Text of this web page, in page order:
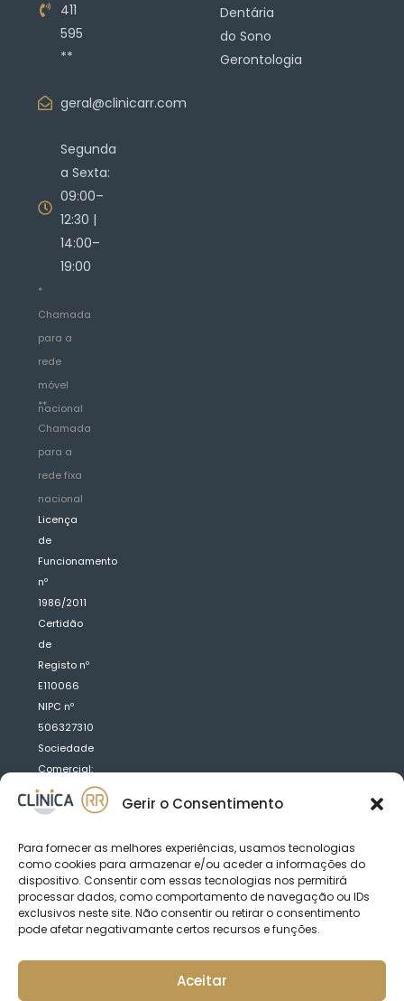
Gerir o Consentimento
Para fornecer as melhores experiências, usamos tecnologias
como cookies para armazenar e/ou aceder a informações do
dispositivo. Consentir com essas tecnologias nos permitirá
processar dados, como comportamento de navegação ou IDs
exclusivos neste site. Não consentir ou retirar o consentimento
pode afetar negativamante certos recursos e funções.
Aceitar
411
595
**
geral@clinicarr.com
Segunda
a Sexta:
09:00–
12:30 |
14:00–
19:00
*
Chamada
para a
rede
móvel
nacional
**
Chamada
para a
rede fixa
nacional
Licença
de
Funcionamento
nº
1986/2011
Certidão
de
Registo nº
E110066
NIPC nº
506327310
Sociedade
Comercial:
Clínica
Médica
R.R.
Saraiva
Fernandes,
Lda
Dentária
do Sono
Gerontologia